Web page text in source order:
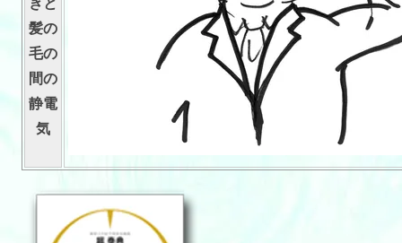
きと
髪の
毛の
間の
静電
気